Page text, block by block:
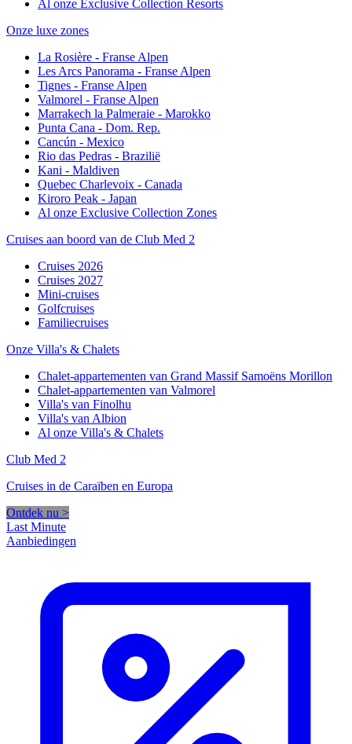
Al onze Exclusive Collection Resorts
Onze luxe zones
La Rosière - Franse Alpen
Les Arcs Panorama - Franse Alpen
Tignes - Franse Alpen
Valmorel - Franse Alpen
Marrakech la Palmeraie - Marokko
Punta Cana - Dom. Rep.
Cancún - Mexico
Rio das Pedras - Brazilië
Kani - Maldiven
Quebec Charlevoix - Canada
Kiroro Peak - Japan
Al onze Exclusive Collection Zones
Cruises aan boord van de Club Med 2
Cruises 2026
Cruises 2027
Mini-cruises
Golfcruises
Familiecruises
Onze Villa's & Chalets
Chalet-appartementen van Grand Massif Samoëns Morillon
Chalet-appartementen van Valmorel
Villa's van Finolhu
Villa's van Albion
Al onze Villa's & Chalets
Club Med 2
Cruises in de Caraïben en Europa
Ontdek nu >
Last Minute
Aanbiedingen